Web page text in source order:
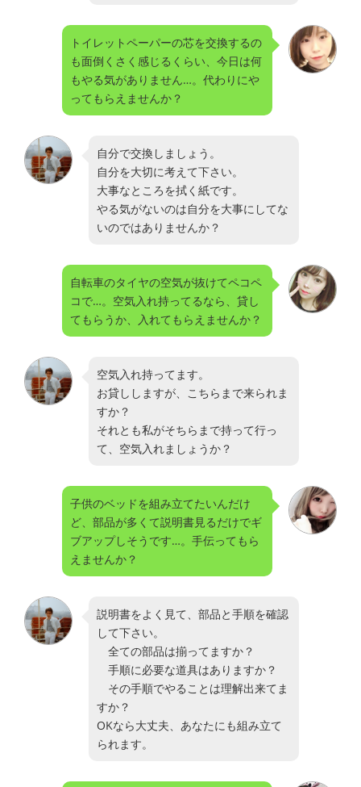
トイレットペーパーの芯を交換するの
も面倒くさく感じるくらい、今日は何
もやる気がありません…。代わりにや
ってもらえませんか？
自分で交換しましょう。
自分を大切に考えて下さい。
大事なところを拭く紙です。
やる気がないのは自分を大事にしてな
いのではありませんか？
自転車のタイヤの空気が抜けてペコペ
コで…。空気入れ持ってるなら、貸し
てもらうか、入れてもらえませんか？
空気入れ持ってます。
お貸ししますが、こちらまで来られま
すか？
それとも私がそちらまで持って行っ
て、空気入れましょうか？
子供のベッドを組み立てたいんだけ
ど、部品が多くて説明書見るだけでギ
ブアップしそうです…。手伝ってもら
えませんか？
説明書をよく見て、部品と手順を確認
して下さい。
全ての部品は揃ってますか？
手順に必要な道具はありますか？
その手順でやることは理解出来てま
すか？
OKなら大丈夫、あなたにも組み立て
られます。